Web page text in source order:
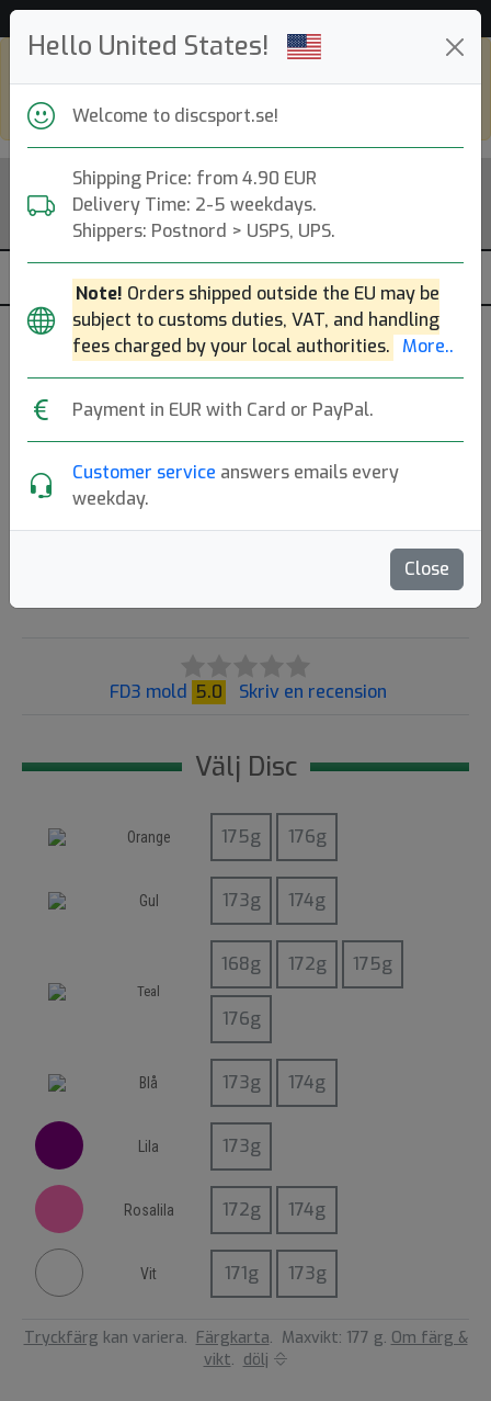
Hello United States!
Welcome to discsport.se!
Shipping Price: from 4.90 EUR
Delivery Time: 2-5 weekdays.
Shippers: Postnord > USPS, UPS.
Note! Orders shipped outside the EU may be
subject to customs duties, VAT, and handling
fees charged by your local authorities. More..
Payment in EUR with Card or PayPal.
Customer service answers emails every
weekday.
Close
go todiscsport.com
PreviousNext
93
Teal
S-Line FD3
Discmania
Flight: 9 4 0 3
FD3 mold 5.0 Skriv en recension
Välj Disc
Orange
Gul
Teal
Blå
Lila
Rosalila
Vit
Tryckfärg kan variera. Färgkarta. Maxvikt: 177 g. Om färg &
vikt. dölj